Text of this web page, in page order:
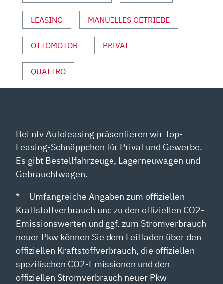
LEASING MANUELLES GETRIEBE
OTTOMOTOR PRIVAT
QUATTRO
Bei ntv Autoleasing präsentieren wir Top-
Leasing-Schnäppchen für Privat und Gewerbe.
Es gibt Bestellfahrzeuge, Lagerneuwagen und
Gebrauchtwagen.
* = Umfangreiche Angaben zum offiziellen
Kraftstoffverbrauch und zu den offiziellen CO2-
Emissionswerten und ggf. zum Stromverbrauch
neuer Pkw können Sie dem Leitfaden über den
offiziellen Kraftstoffverbrauch, die offiziellen
spezifischen CO2-Emissionen und den
offiziellen Stromverbrauch neuer Pkw